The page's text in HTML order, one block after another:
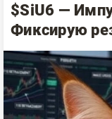
$SiU6 —
Фиксирую